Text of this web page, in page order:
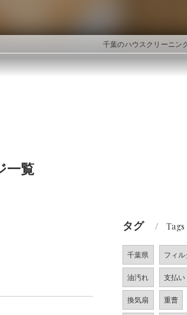
千葉のハウスクリーニン
一覧
タグ Tags
千葉県 フィ
油汚れ 支払い
換気扇 重曹